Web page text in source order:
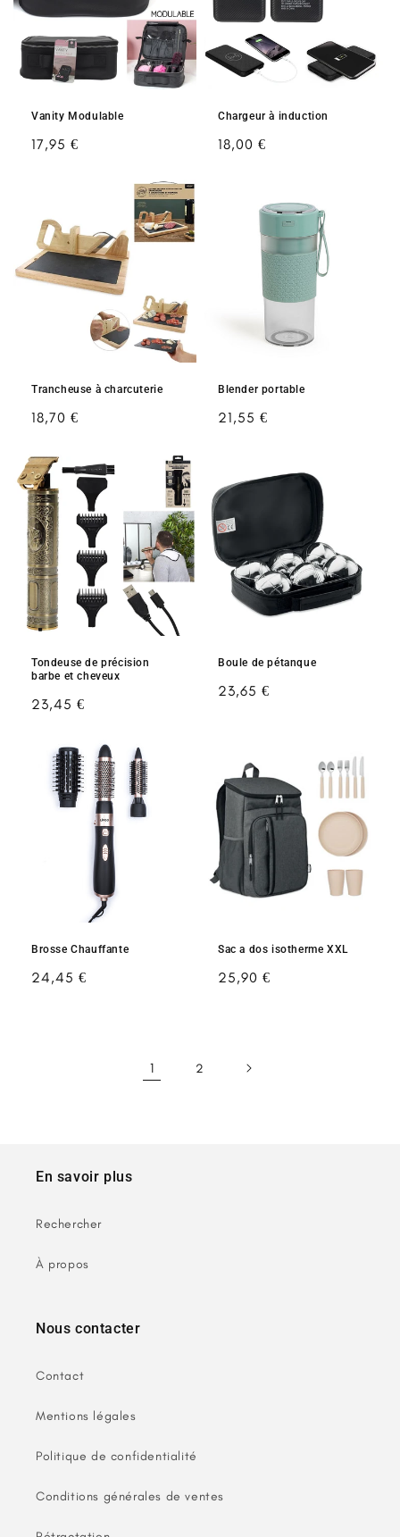
Vanity Modulable
Prix
17,95 €
Chargeur à induction
Prix
18,00 €
Trancheuse à charcuterie
Prix
18,70 €
Blender portable
Prix
21,55 €
Tondeuse de précision
barbe et cheveux
Prix
23,45 €
Boule de pétanque
Prix
23,65 €
Brosse Chauffante
Prix
24,45 €
Sac a dos isotherme XXL
Prix
25,90 €
1 2
En savoir plus
Rechercher
À propos
Nous contacter
Contact
Mentions légales
Politique de confidentialité
Conditions générales de ventes